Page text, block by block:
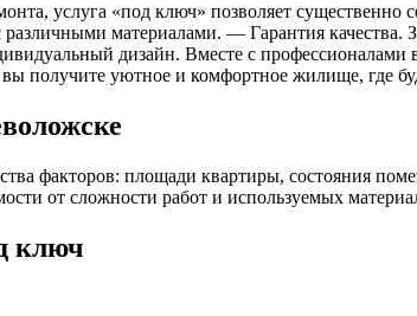
услуга «под ключ» позволяет
материалами. — Гарантия
дизайн. Вместе с
получите уютное и комфортное жилище, где
факторов: площади квартиры, состояния
от сложности работ и используемых
ключ